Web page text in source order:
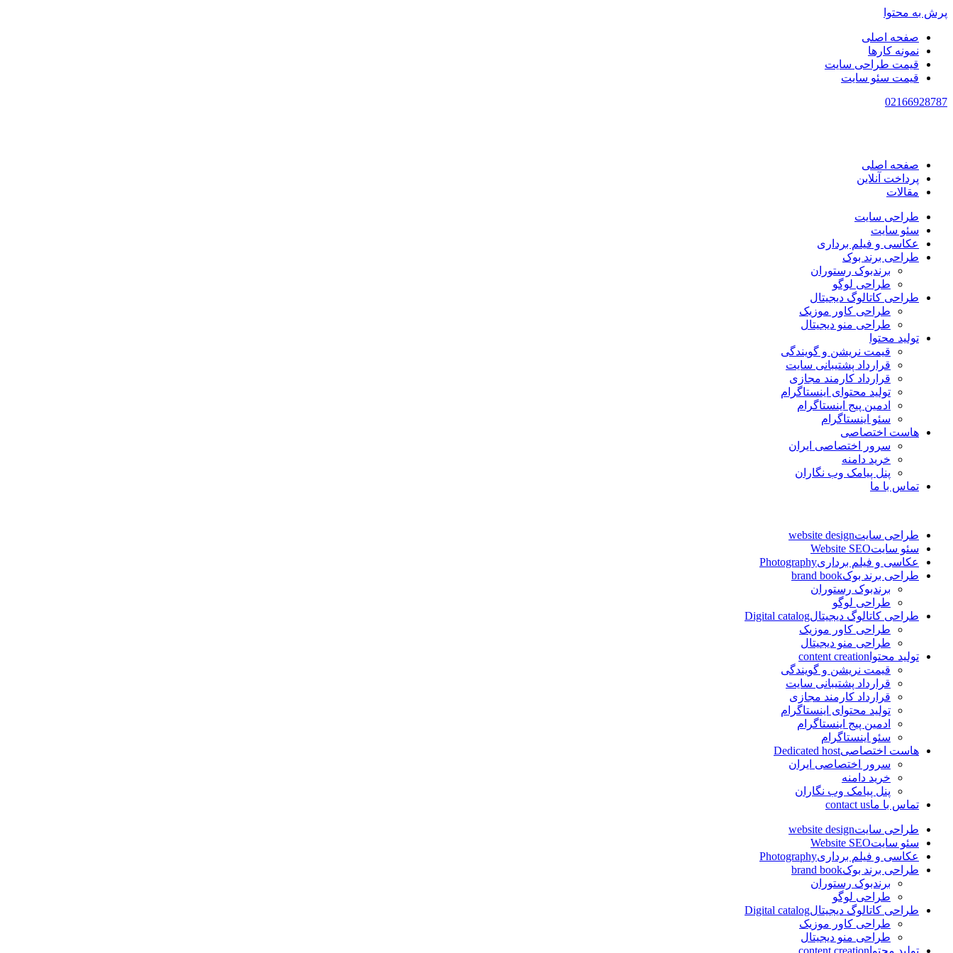
پرش به محتوا
صفحه اصلی
نمونه کارها
قیمت طراحی سایت
قیمت سئو سایت
02166928787
صفحه اصلی
پرداخت آنلاین
مقالات
طراحی سایت
سئو سایت
عکاسی و فیلم برداری
طراحی برند بوک
برندبوک رستوران
طراحی لوگو
طراحی کاتالوگ دیجیتال
طراحی کاور موزیک
طراحی منو دیجیتال
تولید محتوا
قیمت نریشن و گویندگی
قرارداد پشتیبانی سایت
قرارداد کارمند مجازی
تولید محتوای اینستاگرام
ادمین پیج اینستاگرام
سئو اینستاگرام
هاست اختصاصی
سرور اختصاصی ایران
خرید دامنه
پنل پیامک وب نگاران
تماس با ما
طراحی سایتwebsite design
سئو سایتWebsite SEO
عکاسی و فیلم برداریPhotography
طراحی برند بوکbrand book
برندبوک رستوران
طراحی لوگو
طراحی کاتالوگ دیجیتالDigital catalog
طراحی کاور موزیک
طراحی منو دیجیتال
تولید محتوا content creation
قیمت نریشن و گویندگی
قرارداد پشتیبانی سایت
قرارداد کارمند مجازی
تولید محتوای اینستاگرام
ادمین پیج اینستاگرام
سئو اینستاگرام
هاست اختصاصیDedicated host
سرور اختصاصی ایران
خرید دامنه
پنل پیامک وب نگاران
تماس با ماcontact us
طراحی سایتwebsite design
سئو سایتWebsite SEO
عکاسی و فیلم برداریPhotography
طراحی برند بوکbrand book
برندبوک رستوران
طراحی لوگو
طراحی کاتالوگ دیجیتالDigital catalog
طراحی کاور موزیک
طراحی منو دیجیتال
تولید محتوا content creation